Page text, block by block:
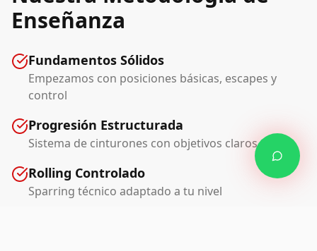
Enseñanza
Fundamentos Sólidos
Empezamos con posiciones básicas, escapes y
control
Progresión Estructurada
Sistema de cinturones con objetivos claros
Rolling Controlado
Sparring técnico adaptado a tu nivel